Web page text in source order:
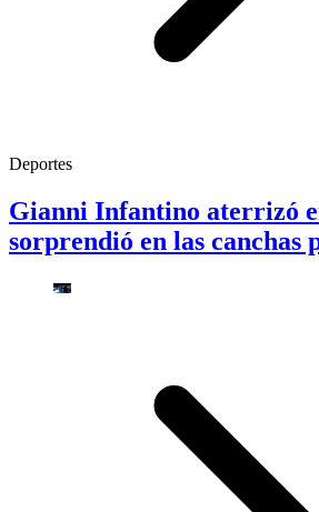
Deportes
Gianni Infantino aterrizó
sorprendió en las canchas